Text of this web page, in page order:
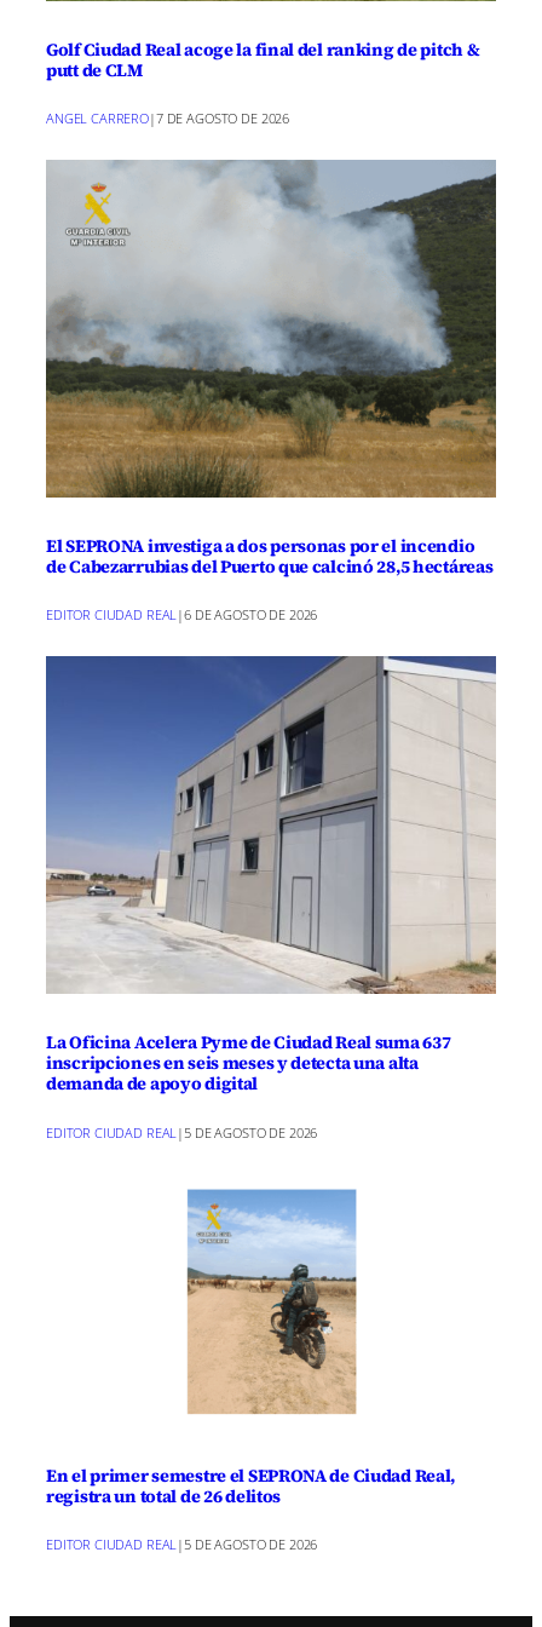
Golf Ciudad Real acoge la final del ranking de pitch &
putt de CLM
ANGEL CARRERO|7 DE AGOSTO DE 2026
El SEPRONA investiga a dos personas por el incendio
de Cabezarrubias del Puerto que calcinó 28,5 hectáreas
EDITOR CIUDAD REAL|6 DE AGOSTO DE 2026
La Oficina Acelera Pyme de Ciudad Real suma 637
inscripciones en seis meses y detecta una alta
demanda de apoyo digital
EDITOR CIUDAD REAL | 5 DE AGOSTO DE 2026
En el primer semestre el SEPRONA de Ciudad Real,
registra un total de 26 delitos
EDITOR CIUDAD REAL | 5 DE AGOSTO DE 2026